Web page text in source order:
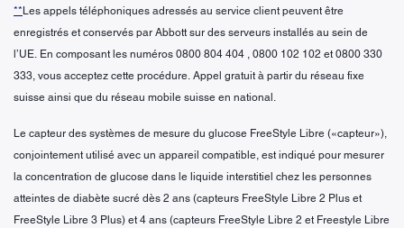
** Les appels téléphoniques adressés au service client peuvent être
enregistrés et conservés par Abbott sur des serveurs installés au sein de
l’UE. En composant les numéros 0800 804 404 , 0800 102 102 et 0800 330
333, vous acceptez cette procédure. Appel gratuit à partir du réseau fixe
suisse ainsi que du réseau mobile suisse en national.
Le capteur des systèmes de mesure du glucose FreeStyle Libre («capteur»),
conjointement utilisé avec un appareil compatible, est indiqué pour mesurer
la concentration de glucose dans le liquide interstitiel chez les personnes
atteintes de diabète sucré dès 2 ans (capteurs FreeStyle Libre 2 Plus et
FreeStyle Libre 3 Plus) et 4 ans (capteurs FreeStyle Libre 2 et Freestyle Libre